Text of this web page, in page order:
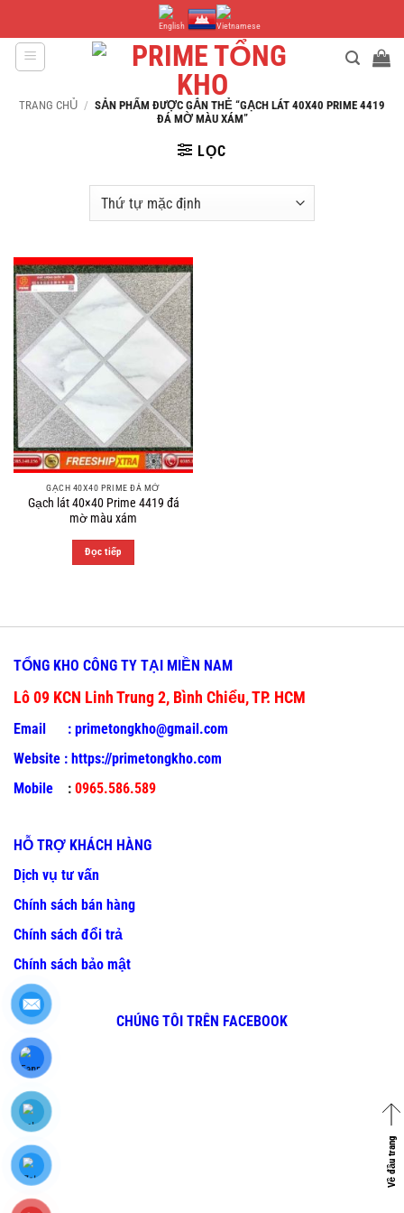
TRANG CHỦ / SẢN PHẨM ĐƯỢC GẮN THẺ “GẠCH LÁT 40X40 PRIME 4419
ĐÁ MỜ MÀU XÁM”
LỌC
GẠCH 40X40 PRIME ĐÁ MỜ
Gạch lát 40×40 Prime 4419 đá
mờ màu xám
Đọc tiếp
TỔNG KHO CÔNG TY TẠI MIỀN NAM
Lô 09 KCN Linh Trung 2, Bình Chiểu, TP. HCM
Email : primetongkho@gmail.com
Website : https://primetongkho.com
Mobile : 0965.586.589
HỖ TRỢ KHÁCH HÀNG
Dịch vụ tư vấn
Chính sách bán hàng
Chính sách đổi trả
Chính sách bảo mật
CHÚNG TÔI TRÊN FACEBOOK
Về đầu trang